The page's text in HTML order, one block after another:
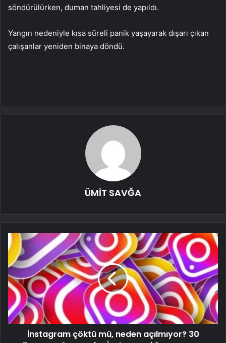
söndürülürken, duman tahliyesi de yapıldı.
Yangın nedeniyle kısa süreli panik yaşayarak dışarı çıkan
çalışanlar yeniden binaya döndü.
ÜMİT SAVĞA
İnstagram çöktü mü, neden açılmıyor? 30